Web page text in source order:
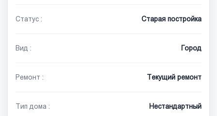
Статус : Старая постройка
Вид : Город
Ремонт : Текущий ремонт
Тип дома : Нестандартный